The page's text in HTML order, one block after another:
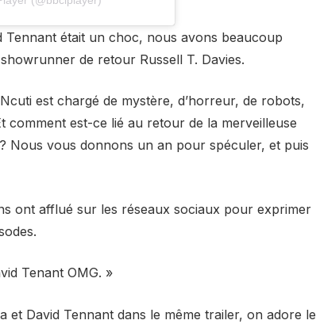
Tennant était un choc, nous avons beaucoup
de retour Russell T. Davies.
est chargé de mystère, d’horreur, de robots,
comment est-ce lié au retour de la merveilleuse
Nous vous donnons un an pour spéculer, et puis
ont afflué sur les réseaux sociaux pour exprimer
Tenant OMG. »
et David Tennant dans le même trailer, on adore le